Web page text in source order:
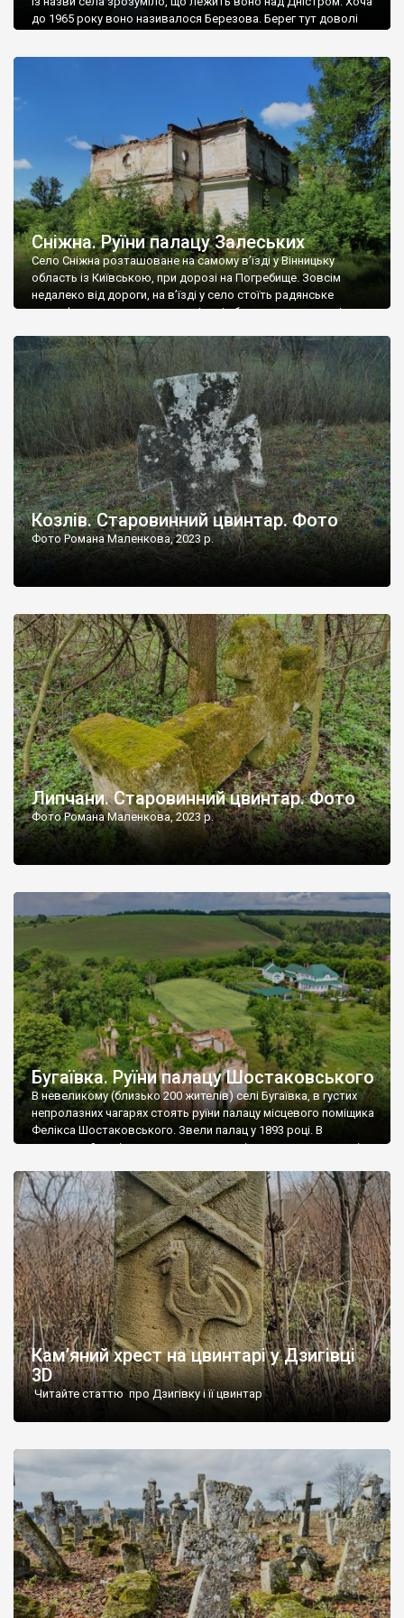
до 1965 року воно називалося Березова. Берег тут доволі
Наддністрянське відрізняється від більшості навколишніх
сіл. У селі є мурована Михайлівська церква. Точної дати […]
Сніжна. Руїни палацу Залеських
Село Сніжна розташоване на самому в’їзді у Вінницьку
область із Київською, при дорозі на Погребище. Зовсім
недалеко від дороги, на в’їзді у село стоїть радянське
рельєфне пано, яке показує жінку і яблуню, а трохи далі, десь
не видно, але видно дві стареньких колії у траві – […]
Козлів. Старовинний цвинтар. Фото
Фото Романа Маленкова, 2023 р.
Липчани. Старовинний цвинтар. Фото
Фото Романа Маленкова, 2023 р.
Бугаївка. Руїни палацу Шостаковського
В невеликому (близько 200 жителів) селі Бугаївка, в густих
непролазних чагарях стоять руїни палацу місцевого поміщика
Фелікса Шостаковського. Звели палац у 1893 році. В
радянський період у ньому спочатку містилася школа, потім
століття тут розмістили туберкульозну лікарню. Коли із
палацу виїхала лікарня – ми точно не […]
Кам’яний хрест на цвинтарі у Дзигівці
3D
Читайте статтю про Дзигівку і її цвинтар